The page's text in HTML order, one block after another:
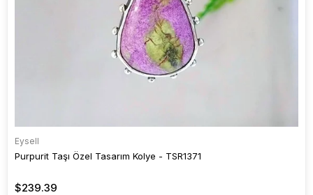
Eysell
Purpurit Taşı Özel Tasarım Kolye - TSR1371
$239.39